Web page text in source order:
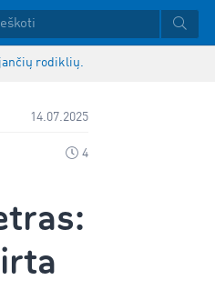
rodiklių.
14.07.2025
4